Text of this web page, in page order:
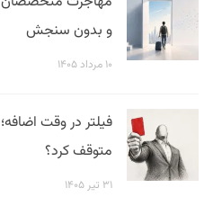
و بدون سنجش
۱۰ مرداد ۱۴۰۵
متوقف کرد؟
۳۱ تیر ۱۴۰۵